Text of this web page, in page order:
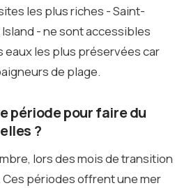
les plus riches - Saint-
- ne sont accessibles
eaux les plus préservées car
de plage.
période pour faire du
?
lors des mois de transition
périodes offrent une mer